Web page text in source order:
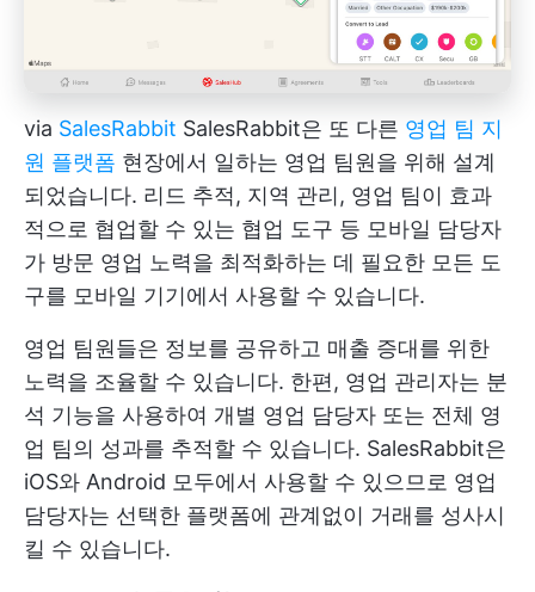
via SalesRabbit SalesRabbit은 또 다른 영업 팀 지
원 플랫폼 현장에서 일하는 영업 팀원을 위해 설계
되었습니다. 리드 추적, 지역 관리, 영업 팀이 효과
적으로 협업할 수 있는 협업 도구 등 모바일 담당자
가 방문 영업 노력을 최적화하는 데 필요한 모든 도
구를 모바일 기기에서 사용할 수 있습니다.
영업 팀원들은 정보를 공유하고 매출 증대를 위한
노력을 조율할 수 있습니다. 한편, 영업 관리자는 분
석 기능을 사용하여 개별 영업 담당자 또는 전체 영
업 팀의 성과를 추적할 수 있습니다. SalesRabbit은
iOS와 Android 모두에서 사용할 수 있으므로 영업
담당자는 선택한 플랫폼에 관계없이 거래를 성사시
킬 수 있습니다.